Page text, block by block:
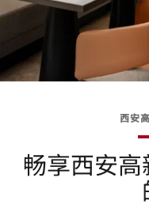
西安
畅享西安